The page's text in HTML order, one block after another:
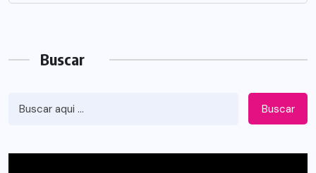
Buscar
Buscar